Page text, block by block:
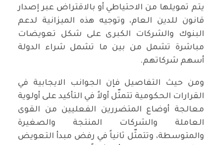
يتم تمويلها من الاحتياطي أو بالاقتراض عبر إصدار
قانون للدين العام، وتوجيه هذه الميزانية لدعم
البنوك والشركات الكبرى على شكل تعويضات
مباشرة تشمل من بين ما تشمل شراء الدولة
أسهم شركاتهم.
ومن حيث التفاصيل فإن الجوانب الايجابية في
القرارات الحكومية تتمثّل أولاً في التأكيد على أولوية
معالجة أوضاع المتضررين الفعليين من القوى
العاملة والشركات المنتجة والصغيرة
والمتوسطة، وتتمثّل ثانياً في رفض مبدأ التعويض